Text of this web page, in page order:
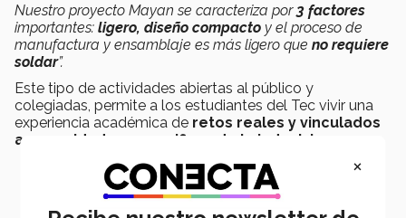
Nuestro proyecto Mayan se caracteriza por3 factores
importantes: ligero, diseño compacto y el proceso de
manufactura y ensamblaje es más ligero que no requiere
soldar”.
Este tipo de actividades abiertas al público y
colegiadas, permite a los estudiantes del Tec vivir una
experiencia académica de retos reales y vinculados
a necesidades especificas de la industria.
×